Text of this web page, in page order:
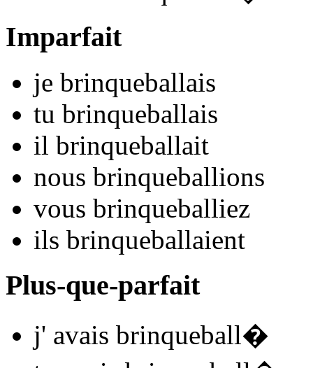
Imparfait
je brinqueballais
tu brinqueballais
il brinqueballait
nous brinqueballions
vous brinqueballiez
ils brinqueballaient
Plus-que-parfait
j' avais brinqueball�